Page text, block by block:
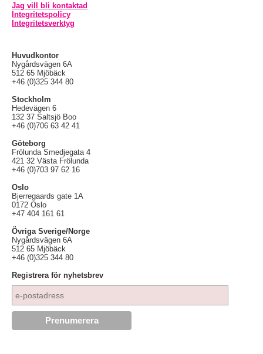
Jag vill bli kontaktad
Integritetspolicy
Integritetsverktyg
Huvudkontor
Nygårdsvägen 6A
512 65 Mjöbäck
+46 (0)325 344 80
Stockholm
Hedevägen 6
132 37 Saltsjö Boo
+46 (0)706 63 42 41
Göteborg
Frölunda Smedjegata 4
421 32 Västa Frölunda
+46 (0)703 97 62 16
Oslo
Bjerregaards gate 1A
0172 Oslo
+47 404 161 61
Övriga Sverige/Norge
Nygårdsvägen 6A
512 65 Mjöbäck
+46 (0)325 344 80
Registrera för nyhetsbrev